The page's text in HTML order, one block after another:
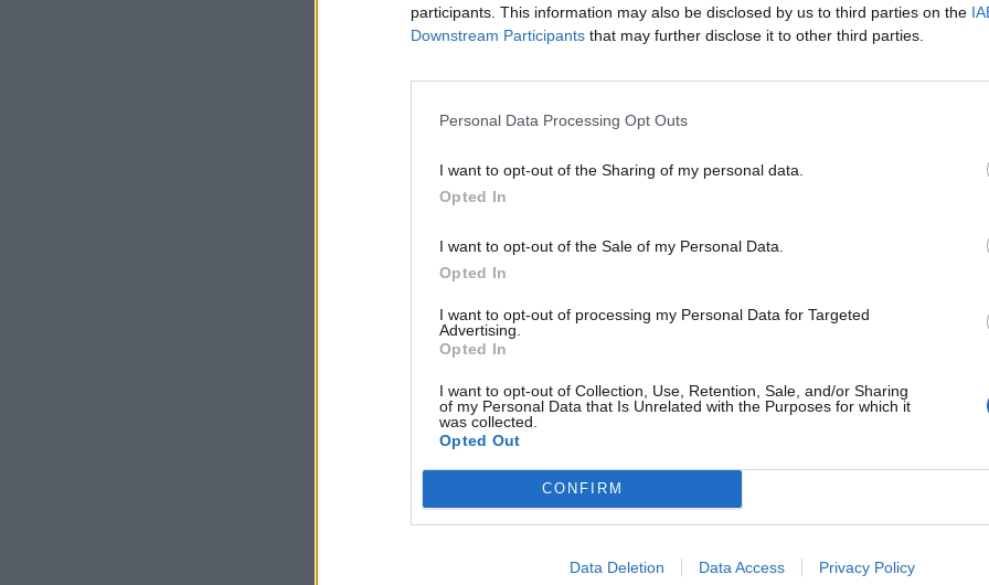
participants. This information may also be disclosed by us to third parties on the
Downstream Participants that may further disclose it to other third parties.
Personal Data Processing Opt Outs
I want to opt-out of the Sharing of my personal data.
Opted In
I want to opt-out of the Sale of my Personal Data.
Opted In
I want to opt-out of processing my Personal Data for Targeted
Advertising.
Opted In
I want to opt-out of Collection, Use, Retention, Sale, and/or Sharing
of my Personal Data that Is Unrelated with the Purposes for which it
was collected.
Opted Out
CONFIRM
Data Deletion Data Access Privacy Policy
3. Naaranžujte jednotlivé kúsky podľa